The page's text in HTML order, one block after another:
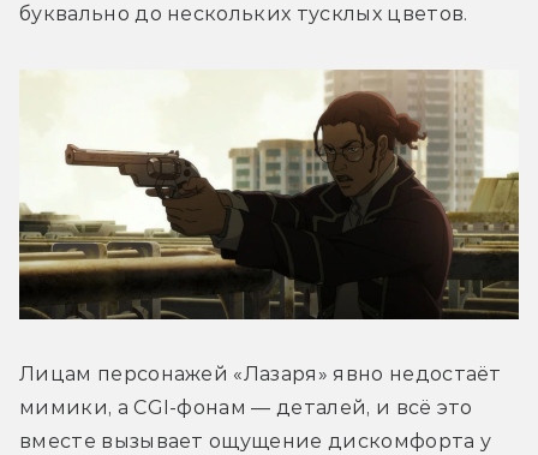
буквально до нескольких тусклых цветов.
Лицам персонажей «Лазаря» явно недостаёт
мимики, а CGI-фонам — деталей, и всё это
вместе вызывает ощущение дискомфорта у